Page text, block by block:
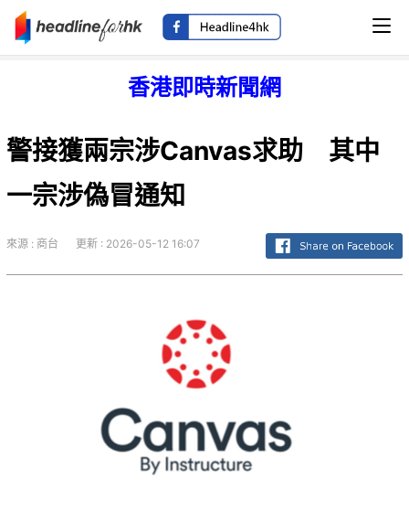
香港即時新聞網
警接獲兩宗涉Canvas求助 其中
一宗涉偽冒通知
來源 : 商台 更新 : 2026-05-12 16:07